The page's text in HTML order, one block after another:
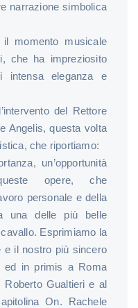
narrazione simbolica
il momento musicale
che ha impreziosito
intensa eleganza e
del Rettore
Angelis, questa volta
che riportiamo:
un’opportunità
opere, che
personale e della
una delle più belle
Esprimiamo la
e il nostro più sincero
ed in primis a Roma
Gualtieri e al
On. Rachele